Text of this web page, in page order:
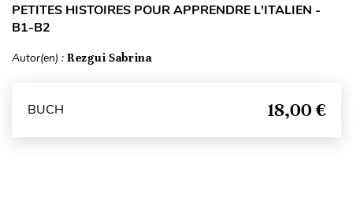
PETITES HISTOIRES POUR APPRENDRE L'ITALIEN -
B1-B2
Autor(en) : Rezgui Sabrina
BUCH 18,00 €